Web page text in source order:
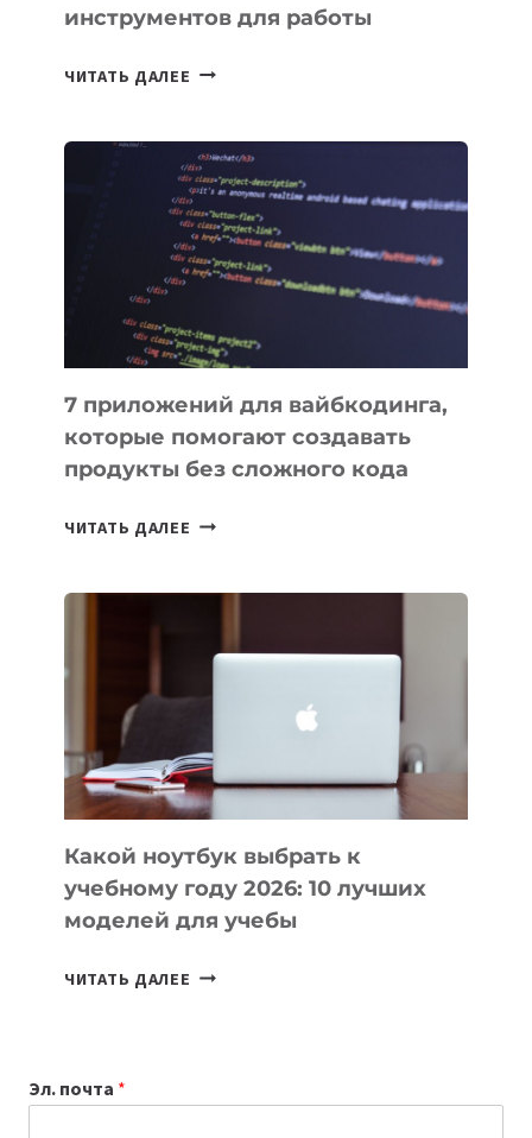
инструментов для работы
ЧИТАТЬ ДАЛЕЕ ТАСК-
ПОЛЕЗНЫХ
ИНСТРУМЕНТОВ
ДЛЯ
РАБОТЫ
7 приложений для вайбкодинга,
которые помогают создавать
продукты без сложного кода
ЧИТАТЬ ДАЛЕЕ 7
ПОМОГАЮТ
СОЗДАВАТЬ
БЕЗ
СЛОЖНОГО
КОДА
Какой ноутбук выбрать к
учебному году 2026: 10 лучших
моделей для учебы
ЧИТАТЬ ДАЛЕЕ КАКОЙ
Эл. почта *